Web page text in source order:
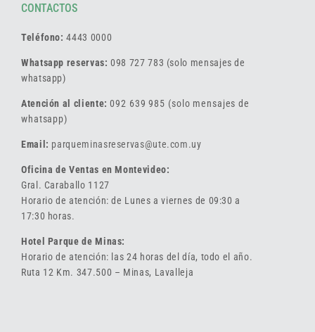
CONTACTOS
Teléfono: 4443 0000
Whatsapp reservas: 098 727 783 (solo mensajes de
whatsapp)
Atención al cliente:092 639 985 (solo mensajes de
whatsapp)
Email: parqueminasreservas@ute.com.uy
Oficina de Ventas en Montevideo:
Gral. Caraballo 1127
Horario de atención: de Lunes a viernes de 09:30 a
17:30 horas.
Hotel Parque de Minas:
Horario de atención: las 24 horas del día, todo el año.
Ruta 12 Km. 347.500 – Minas, Lavalleja